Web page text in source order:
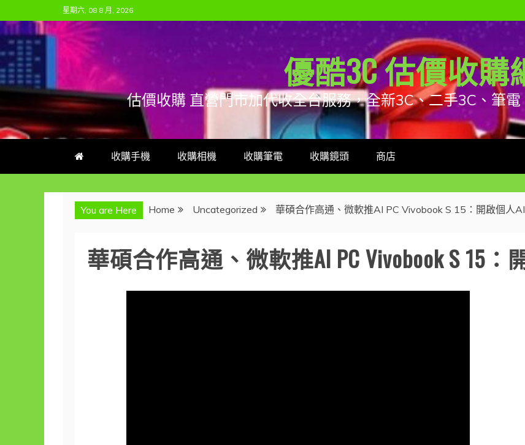
to
content
星期六, 08 8 月, 2026
優酷3C 估價收購
估價收購 直營門市加代收全台服務，全新3C、二手3C、筆
收購手機 收購相機 收購筆電 收購鏡頭 商店
You are Here Home Uncategorized 華碩合作高通、微軟推AI PC Vivobook S 15：開啟個人
華碩合作高通、微軟推AI PC Vivobook S 15